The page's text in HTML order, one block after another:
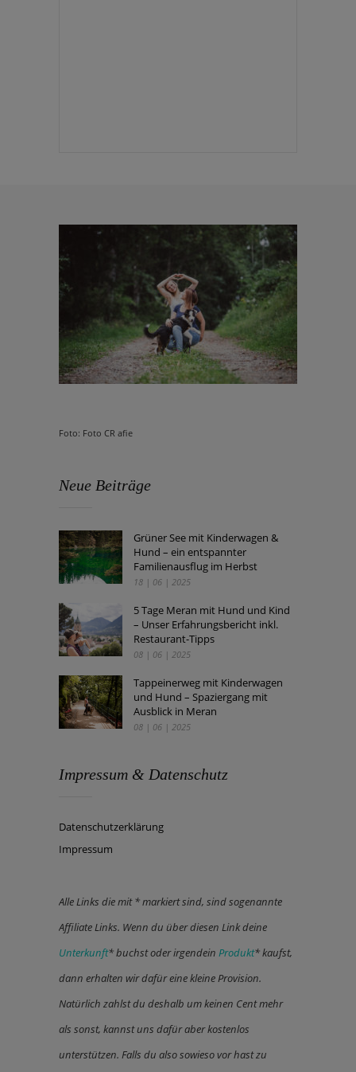
Foto: Foto CR afie
Neue Beiträge
Grüner See mit Kinderwagen &
Hund – ein entspannter
Familienausflug im Herbst
18 | 06 | 2025
5 Tage Meran mit Hund und Kind
– Unser Erfahrungsbericht inkl.
Restaurant-Tipps
08 | 06 | 2025
Tappeinerweg mit Kinderwagen
und Hund – Spaziergang mit
Ausblick in Meran
08 | 06 | 2025
Impressum & Datenschutz
Datenschutzerklärung
Impressum
Alle Links die mit * markiert sind, sind sogenannte
Affiliate Links. Wenn du über diesen Link deine
Unterkunft* buchst oder irgendein Produkt* kaufst,
dann erhalten wir dafür eine kleine Provision.
Natürlich zahlst du deshalb um keinen Cent mehr
als sonst, kannst uns dafür aber kostenlos
unterstützen. Falls du also sowieso vor hast zu